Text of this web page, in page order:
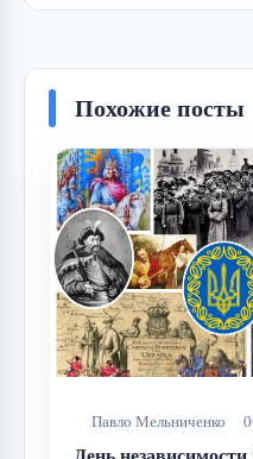
Похожие посты
Павло Мельниченко